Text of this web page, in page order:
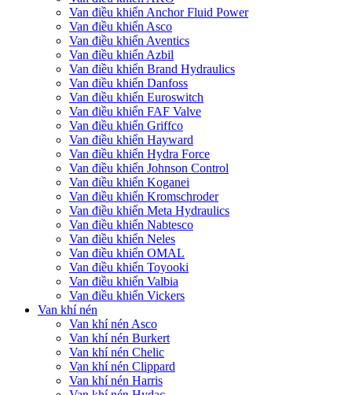
Van điều khiển Anchor Fluid Power
Van điều khiển Asco
Van điều khiển Aventics
Van điều khiển Azbil
Van điều khiển Brand Hydraulics
Van điều khiển Danfoss
Van điều khiển Euroswitch
Van điều khiển FAF Valve
Van điều khiển Griffco
Van điều khiển Hayward
Van điều khiển Hydra Force
Van điều khiển Johnson Control
Van điều khiển Koganei
Van điều khiển Kromschroder
Van điều khiển Meta Hydraulics
Van điều khiển Nabtesco
Van điều khiển Neles
Van điều khiển OMAL
Van điều khiển Toyooki
Van điều khiển Valbia
Van điều khiển Vickers
Van khí nén
Van khí nén Asco
Van khí nén Burkert
Van khí nén Chelic
Van khí nén Clippard
Van khí nén Harris